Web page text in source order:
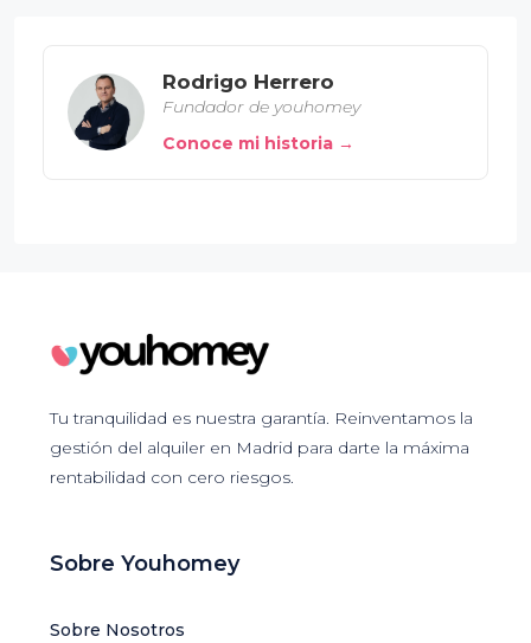
Rodrigo Herrero
Fundador de youhomey
Conoce mi historia →
Tu tranquilidad es nuestra garantía. Reinventamos la
gestión del alquiler en Madrid para darte la máxima
rentabilidad con cero riesgos.
Sobre Youhomey
Sobre Nosotros